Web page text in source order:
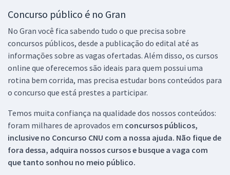
Concurso público é no Gran
No Gran você fica sabendo tudo o que precisa sobre
concursos públicos, desde a publicação do edital até as
informações sobre as vagas ofertadas. Além disso, os cursos
online que oferecemos são ideais para quem possui uma
rotina bem corrida, mas precisa estudar bons conteúdos para
o concurso que está prestes a participar.
Temos muita confiança na qualidade dos nossos conteúdos:
foram milhares de aprovados em concursos públicos,
inclusive no Concurso CNU com a nossa ajuda. Não fique de
fora dessa, adquira nossos cursos e busque a vaga com
que tanto sonhou no meio público.